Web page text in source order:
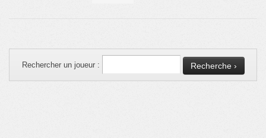
Rechercher un joueur :